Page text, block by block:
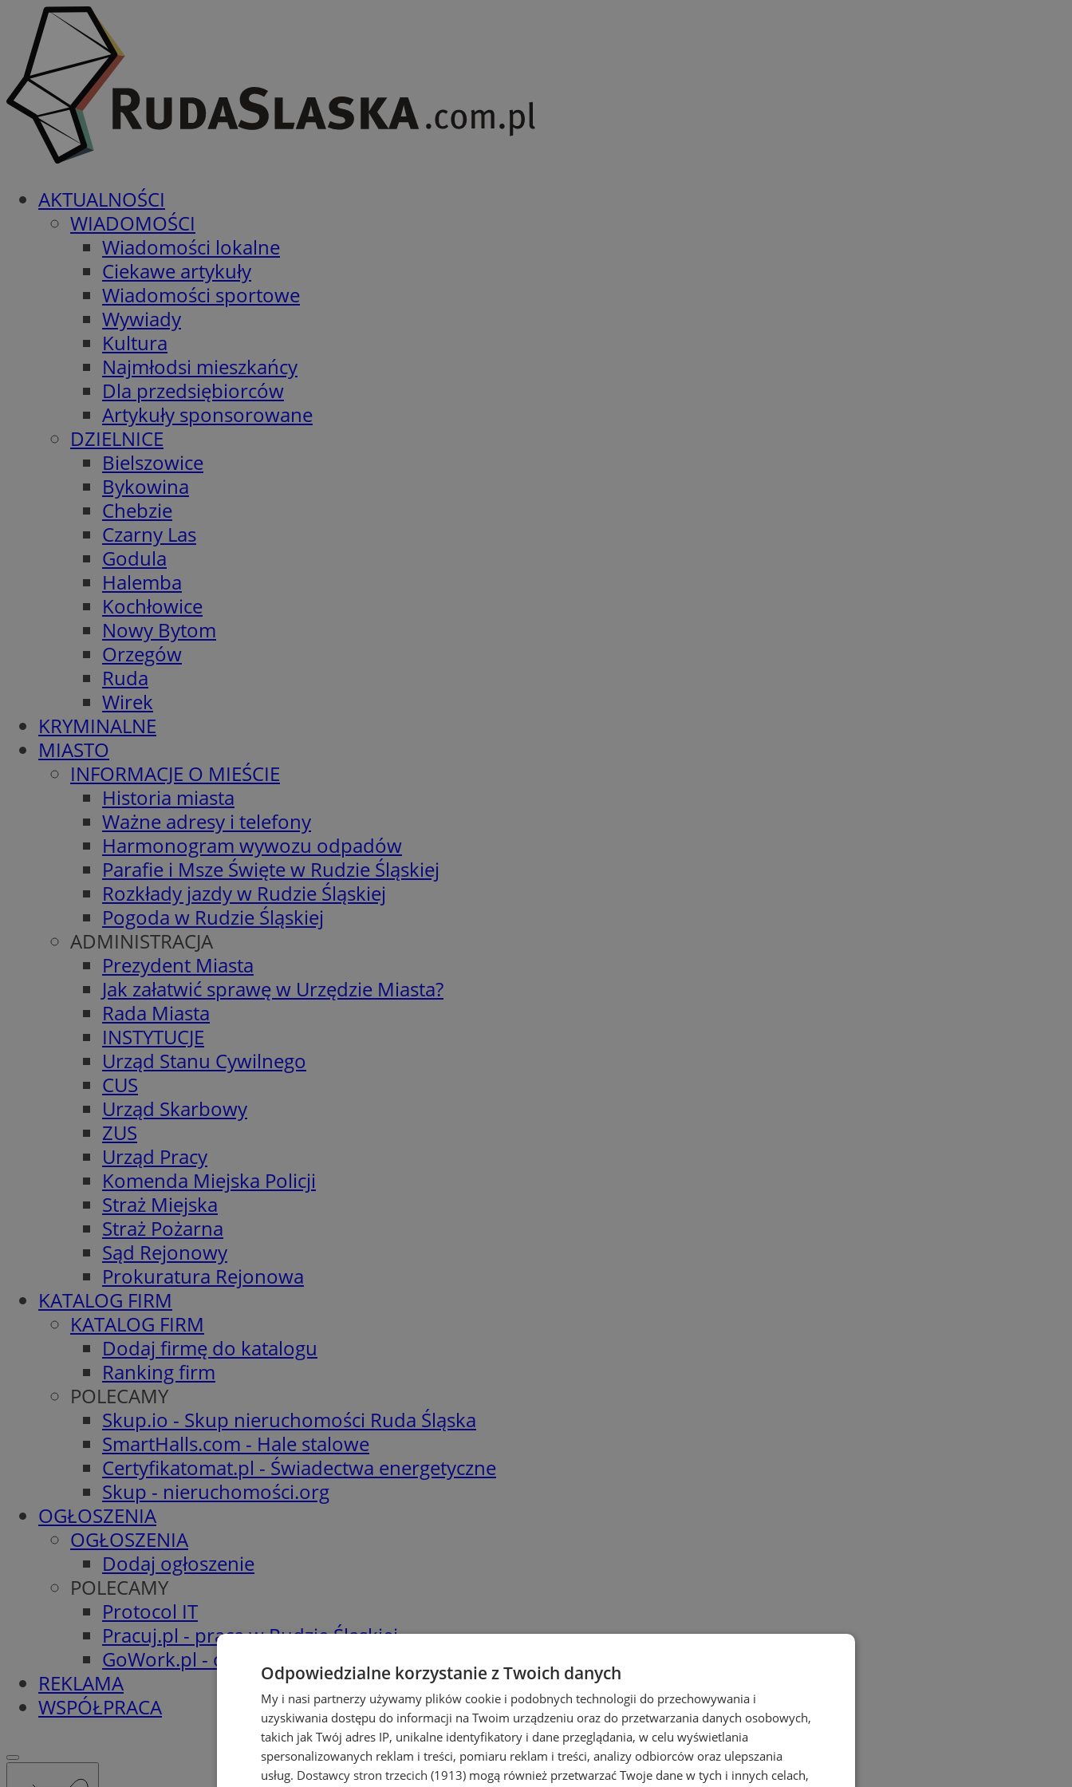
AKTUALNOŚCI
WIADOMOŚCI
Wiadomości lokalne
Ciekawe artykuły
Wiadomości sportowe
Wywiady
Kultura
Najmłodsi mieszkańcy
Dla przedsiębiorców
Artykuły sponsorowane
DZIELNICE
Bielszowice
Bykowina
Chebzie
Czarny Las
Godula
Halemba
Kochłowice
Nowy Bytom
Orzegów
Ruda
Wirek
KRYMINALNE
MIASTO
INFORMACJE O MIEŚCIE
Historia miasta
Ważne adresy i telefony
Harmonogram wywozu odpadów
Parafie i Msze Święte w Rudzie Śląskiej
Rozkłady jazdy w Rudzie Śląskiej
Pogoda w Rudzie Śląskiej
ADMINISTRACJA
Prezydent Miasta
Jak załatwić sprawę w Urzędzie Miasta?
Rada Miasta
INSTYTUCJE
Urząd Stanu Cywilnego
CUS
Urząd Skarbowy
ZUS
Urząd Pracy
Komenda Miejska Policji
Straż Miejska
Straż Pożarna
Sąd Rejonowy
Prokuratura Rejonowa
KATALOG FIRM
KATALOG FIRM
Dodaj firmę do katalogu
Ranking firm
POLECAMY
Skup.io - Skup nieruchomości Ruda Śląska
SmartHalls.com - Hale stalowe
Certyfikatomat.pl - Świadectwa energetyczne
Skup - nieruchomości.org
OGŁOSZENIA
OGŁOSZENIA
Dodaj ogłoszenie
POLECAMY
Protocol IT
Pracuj.pl - praca w Rudzie Śląskiej
GoWork.pl - oferty pracy
REKLAMA
WSPÓŁPRACA
Odpowiedzialne korzystanie z Twoich danych
My i nasi partnerzy używamy plików cookie i podobnych technologii do przechowywania i
uzyskiwania dostępu do informacji na Twoim urządzeniu oraz do przetwarzania danych osobowych,
takich jak Twój adres IP, unikalne identyfikatory i dane przeglądania, w celu wyświetlania
spersonalizowanych reklam i treści, pomiaru reklam i treści, analizy odbiorców oraz ulepszania
usług. Dostawcy stron trzecich (1913) mogą również przetwarzać Twoje dane w tych i innych celach,